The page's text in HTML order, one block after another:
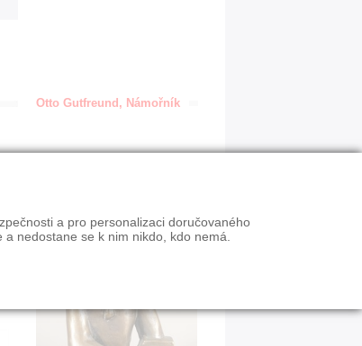
Otto Gutfreund, Námořník
a pro personalizaci doručovaného
nedostane se k nim nikdo, kdo nemá.